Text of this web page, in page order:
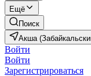
Ещё
Поиск
Акша
Войти
Войти
Зарегистрироваться